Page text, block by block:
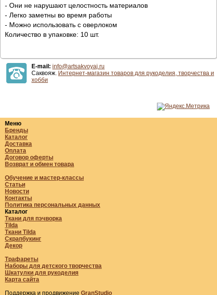
- Они не нарушают целостность материалов
- Легко заметны во время работы
- Можно использовать с оверлоком
Количество в упаковке: 10 шт.
E-mail: info@artsakvoyaj.ru
Саквояж. Интернет-магазин товаров для рукоделия, творчества и
хобби
Меню
Бренды
Каталог
Доставка
Оплата
Договор оферты
Возврат и обмен товара
Обучение и мастер-классы
Статьи
Новости
Контакты
Политика персональных данных
Каталог
Ткани для пэчворка
Tilda
Ткани Tilda
Скрапбукинг
Декор
Трафареты
Наборы для детского творчества
Шкатулки для рукоделия
Карта сайта
Поддержка и продвижение GranStudio